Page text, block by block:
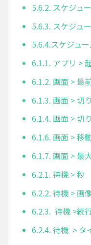
5.6.2. スケジュ
5.6.3. スケジュ
5.6.4.スケジュ
6.1.1. アプリ >
6.1.2. 画面 > 最
6.1.3. 画面 > 切
6.1.4. 画面 > 切
6.1.6. 画面 > 移
6.1.7. 画面 > 最
6.2.1. 待機 > 秒
6.2.2. 待機 > 画
6.2.3. 待機 >続
6.2.4. 待機 > タ